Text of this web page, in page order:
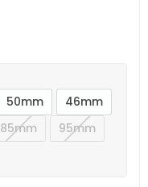
50mm
46mm
85mm
95mm